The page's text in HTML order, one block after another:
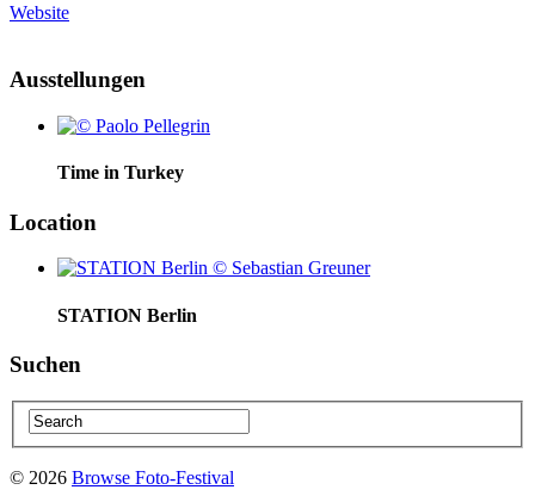
Website
Ausstellungen
Time in Turkey
Location
STATION Berlin
Suchen
© 2026 Browse Foto-Festival